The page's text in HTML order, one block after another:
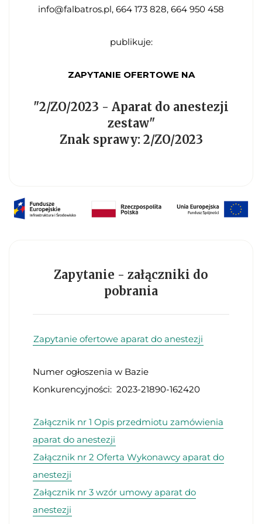
info@falbatros.pl, 664 173 828, 664 950 458
publikuje:
ZAPYTANIE OFERTOWE NA
"2/ZO/2023 - Aparat do anestezji
zestaw"
Znak sprawy: 2/ZO/2023
Zapytanie - załączniki do
pobrania
Zapytanie ofertowe aparat do anestezji
Numer ogłoszenia w Bazie
Konkurencyjności: 2023-21890-162420
Załącznik nr 1 Opis przedmiotu zamówienia
aparat do anestezji
Załącznik nr 2 Oferta Wykonawcy aparat do
anestezji
Załącznik nr 3 wzór umowy aparat do
anestezji